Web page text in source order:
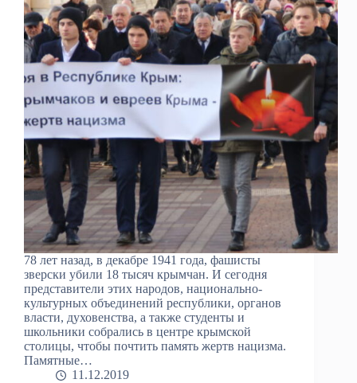
78 лет назад, в декабре 1941 года, фашисты
зверски убили 18 тысяч крымчан. И сегодня
представители этих народов, национально-
культурных объединений республики, органов
власти, духовенства, а также студенты и
школьники собрались в центре крымской
столицы, чтобы почтить память жертв нацизма.
Памятные…
11.12.2019